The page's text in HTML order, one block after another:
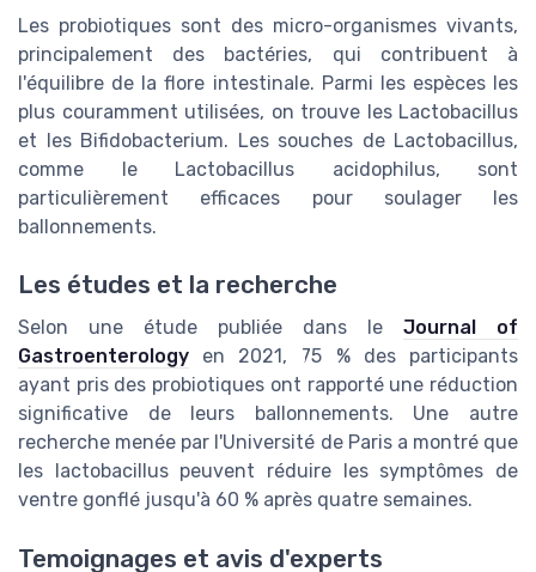
Les probiotiques sont des micro-organismes vivants,
principalement des bactéries, qui contribuent à
l'équilibre de la flore intestinale. Parmi les espèces les
plus couramment utilisées, on trouve les Lactobacillus
et les Bifidobacterium. Les souches de Lactobacillus,
comme le Lactobacillus acidophilus, sont
particulièrement efficaces pour soulager les
ballonnements.
Les études et la recherche
Selon une étude publiée dans le Journal of
Gastroenterology en 2021, 75 % des participants
ayant pris des probiotiques ont rapporté une réduction
significative de leurs ballonnements. Une autre
recherche menée par l'Université de Paris a montré que
les lactobacillus peuvent réduire les symptômes de
ventre gonflé jusqu'à 60 % après quatre semaines.
Temoignages et avis d'experts